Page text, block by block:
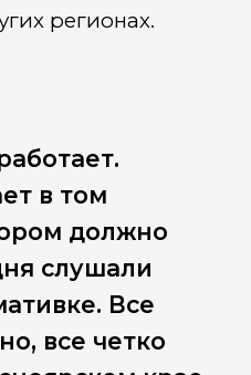
регионах.
в том
должно
слушали
Все
все четко